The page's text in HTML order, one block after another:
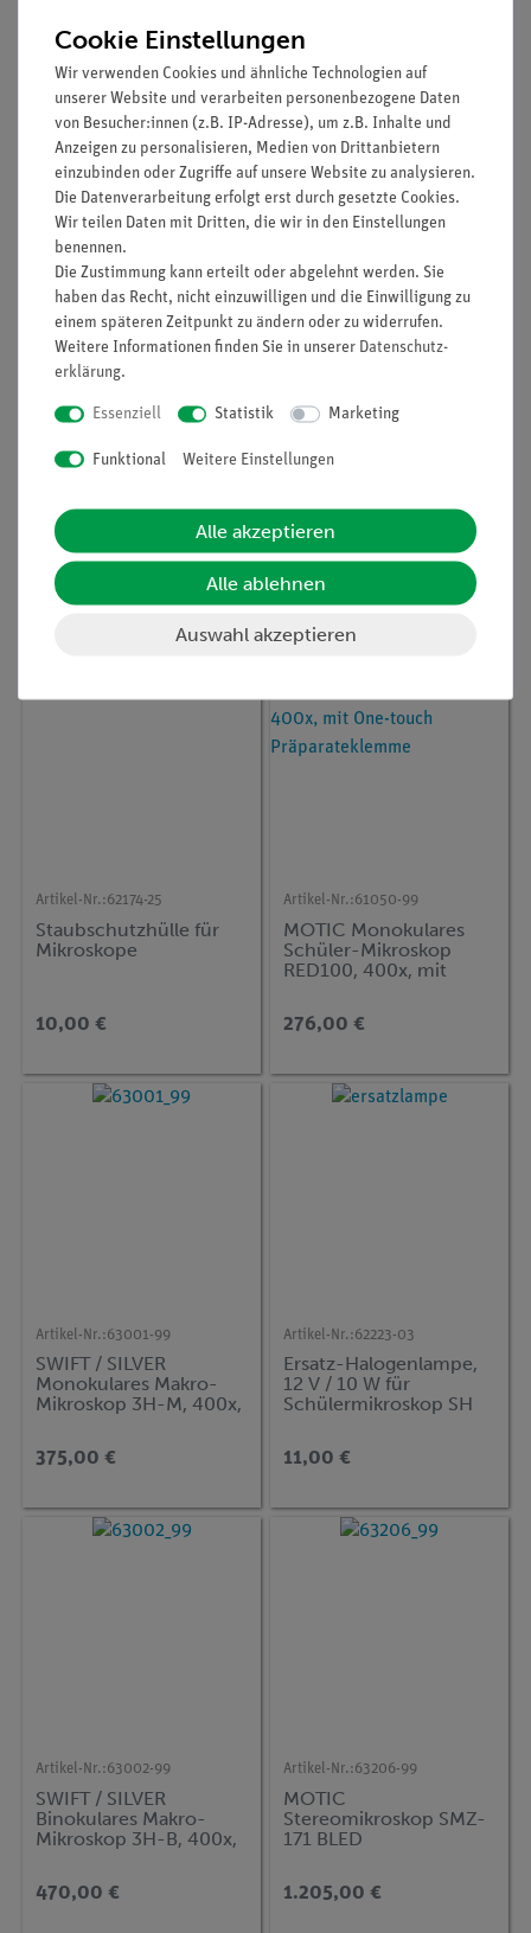
Artikel-Nr.:63061-99
SWIFT / SILVER
Binokulares
Steromikroskop 30B,
10x/30x
379,00 €
Ersatzlampe für Motic
SFC-100FL, 230 V/20 W
8,00 €
Artikel-Nr.:63062-99
Binokulares
Stereomikroskop 30S,
20x/40x
379,00 €
Artikel-Nr.:
Kursmikroskop RED220
772,00 €
Artikel-Nr.:62174-25
Staubschutzhülle für
Mikroskope
10,00 €
Artikel-Nr.:61050-99
MOTIC Monokulares
Schüler-Mikroskop
RED100, 400x, mit
Präparateklemme
276,00 €
Artikel-Nr.:63001-99
SWIFT / SILVER
Monokulares Makro-
Mikroskop 3H-M, 400x,
375,00 €
Artikel-Nr.:62223-03
Ersatz-Halogenlampe,
12 V / 10 W für
Schülermikroskop SH
11,00 €
Artikel-Nr.:63002-99
SWIFT / SILVER
Binokulares Makro-
Mikroskop 3H-B, 400x,
470,00 €
Artikel-Nr.:63206-99
MOTIC
Stereomikroskop SMZ-
171 BLED
1.205,00 €
Cookie Einstellungen
Wir verwenden Cookies und ähnliche Technologien auf
unserer Website und verarbeiten personenbezogene Daten
von Besucher:innen (z.B. IP-Adresse), um z.B. Inhalte und
Anzeigen zu personalisieren, Medien von Drittanbietern
einzubinden oder Zugriffe auf unsere Website zu analysieren.
Die Datenverarbeitung erfolgt erst durch gesetzte Cookies.
Wir teilen Daten mit Dritten, die wir in den Einstellungen
benennen.
Die Zustimmung kann erteilt oder abgelehnt werden. Sie
haben das Recht, nicht einzuwilligen und die Einwilligung zu
einem späteren Zeitpunkt zu ändern oder zu widerrufen.
Weitere Informationen finden Sie in unserer Daten­schutz­
erklärung.
Essenziell Statistik Marketing
Funktional Weitere Einstellungen
Alle akzeptieren
Alle ablehnen
Auswahl akzeptieren